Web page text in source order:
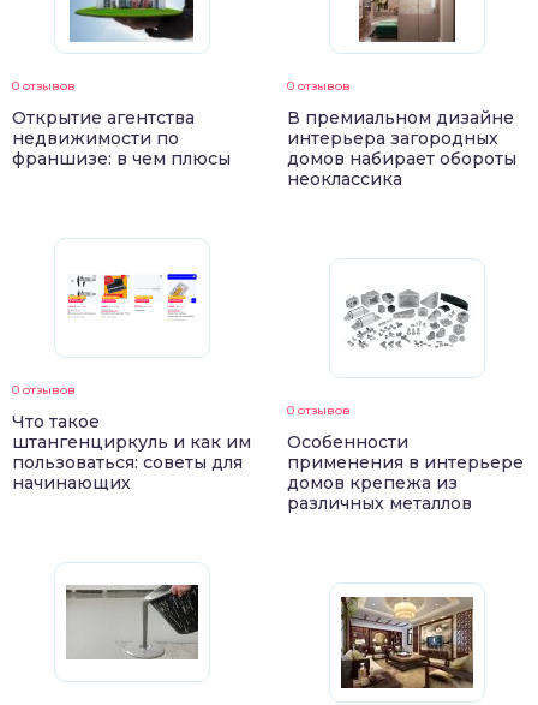
0 отзывов
Открытие агентства
недвижимости по
франшизе: в чем плюсы
0 отзывов
Что такое
штангенциркуль и как им
пользоваться: советы для
начинающих
0 отзывов
В премиальном дизайне
интерьера загородных
домов набирает обороты
неоклассика
0 отзывов
Особенности
применения в интерьере
домов крепежа из
различных металлов